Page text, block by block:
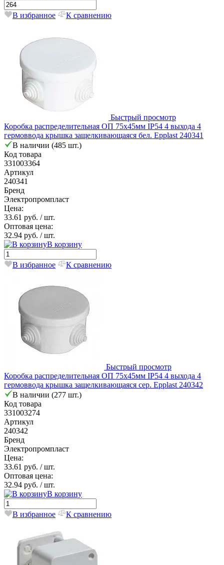
В избранное К сравнению
Быстрый просмотр
Коробка распределительная ОП 75х45мм IP54 4 выхода 4
гермоввода крышка защелкивающаяся бел. Epplast 240341
В наличии (485 шт.)
Код товара
331003364
Артикул
240341
Бренд
Электропромпласт
Цена:
33.61 руб. / шт.
Оптовая цена:
32.94 руб. / шт.
В корзину
В избранное К сравнению
Быстрый просмотр
Коробка распределительная ОП 75х45мм IP54 4 выхода 4
гермоввода крышка защелкивающаяся сер. Epplast 240342
В наличии (277 шт.)
Код товара
331003274
Артикул
240342
Бренд
Электропромпласт
Цена:
33.61 руб. / шт.
Оптовая цена:
32.94 руб. / шт.
В корзину
В избранное К сравнению